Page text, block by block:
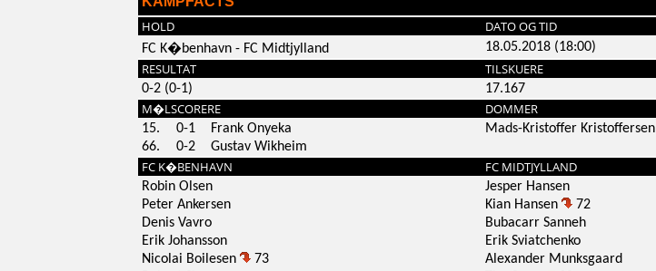
HOLD DATO OG TID
FC K�benhavn - FC Midtjylland 18.05.2018 (18:00)
RESULTAT TILSKUERE
0-2 (0-1) 17.167
M�LSCORERE DOMMER
15. 0-1 Frank Onyeka
Mads-Kristoffer Kristoffersen
66.
0-2 Gustav Wikheim
FC K�BENHAVN FC MIDTJYLLAND
Robin Olsen
Peter Ankersen
Denis Vavro
Erik Johansson
Nicolai Boilesen
73
Jesper Hansen
Kian Hansen
72
Bubacarr Sanneh
Erik Sviatchenko
Alexander Munksgaard